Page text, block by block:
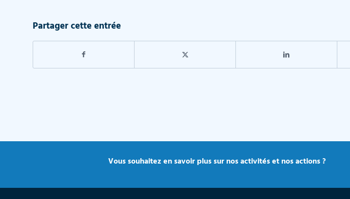
Partager cette entrée
Vous souhaitez en savoir plus sur nos activités et nos actions ?